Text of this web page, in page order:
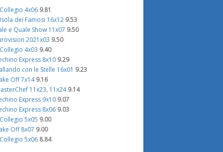
4x06 9.81
dei Famosi 16x12 9.53
e Quale Show 11x07 9.50
2021x03 9.50
4x03 9.40
Express 8x10 9.29
con le Stelle 16x01 9.23
Off 7x14 9.16
11x23, 11x24 9.14
Express 9x10 9.07
Express 8x06 9.03
5x05 9.00
Off 8x07 9.00
5x06 8.84